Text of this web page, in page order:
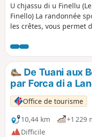
U chjassu di u Finellu
Finello) La randonnée
les crêtes, vous permet
Restonica et le
par la Punta di u Finellu,
sommet dominant la ville
nommé Zurmulu. Le
dans la Restonica, à
fait à Corte.
De Tuani aux
par Forca di a
Office de tourisme
10,44 km
+1 229
Difficile